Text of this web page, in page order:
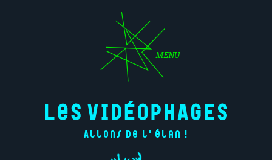
MENU
Allons de l'élan !